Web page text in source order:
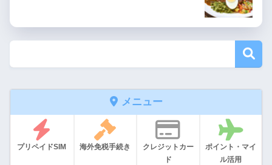
メニュー
プリペイドSIM 海外免税手続き
クレジットカー
ド
ポイント・マイ
ル活用